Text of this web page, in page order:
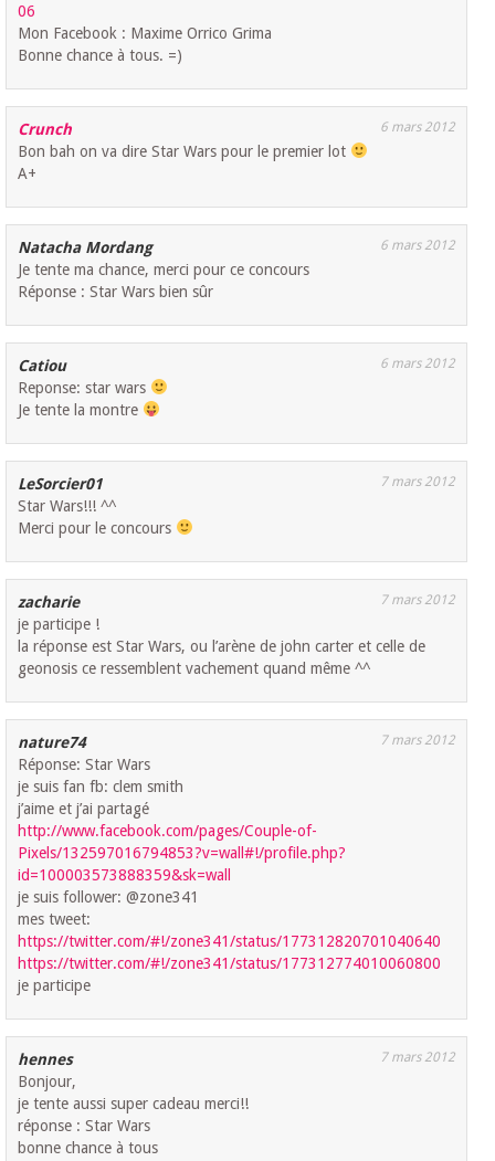
06
Mon Facebook : Maxime Orrico Grima
Bonne chance à tous. =)
Crunch 6 mars 2012
Bon bah on va dire Star Wars pour le premier lot
A+
Natacha Mordang 6 mars 2012
Je tente ma chance, merci pour ce concours
Réponse : Star Wars bien sûr
Catiou 6 mars 2012
Reponse: star wars
Je tente la montre
LeSorcier01 7 mars 2012
Star Wars!!! ^^
Merci pour le concours
zacharie 7 mars 2012
je participe !
la réponse est Star Wars, ou l’arène de john carter et celle de
geonosis ce ressemblent vachement quand même ^^
nature74 7 mars 2012
Réponse: Star Wars
je suis fan fb: clem smith
j’aime et j’ai partagé
http://www.facebook.com/pages/Couple-of-
Pixels/132597016794853?v=wall#!/profile.php?
id=100003573888359&sk=wall
je suis follower: @zone341
mes tweet:
https://twitter.com/#!/zone341/status/177312820701040640
https://twitter.com/#!/zone341/status/177312774010060800
je participe
hennes 7 mars 2012
Bonjour,
je tente aussi super cadeau merci!!
réponse : Star Wars
bonne chance à tous